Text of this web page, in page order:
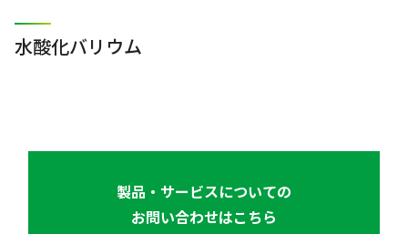
水酸化バリウム
製品・サービスについての
お問い合わせはこちら